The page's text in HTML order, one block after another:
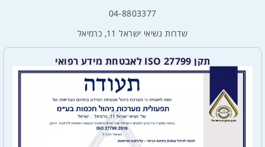
04-8803377
שדרות נשיאי ישראל 11, כרמיאל
תקן ISO 27799 לאבטחת מידע רפואי